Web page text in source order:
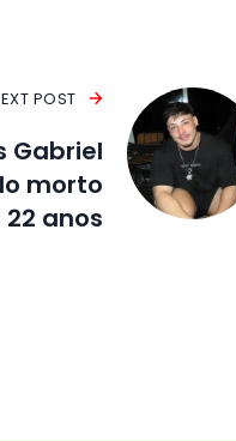
POST
Gabriel
morto
22 anos